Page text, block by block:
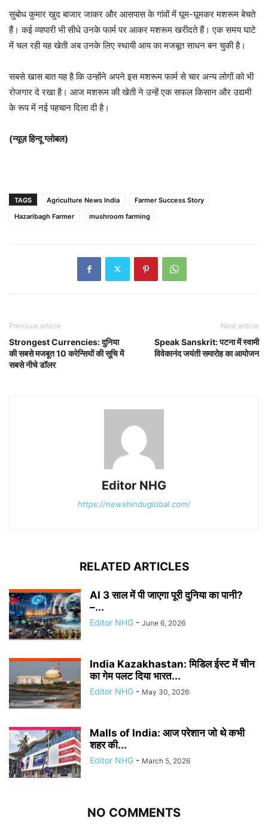
सुबोध कुमार खुद बाजार जाकर और आसपास के गांवों में घूम-घूमकर मशरूम बेचते
हैं। कई व्यापारी भी सीधे उनके फार्म पर आकर मशरूम खरीदते हैं। एक समय घाटे
में चल रही यह खेती अब उनके लिए स्थायी आय का मजबूत साधन बन चुकी है।
सबसे खास बात यह है कि उन्होंने अपने इस मशरूम फार्म से चार अन्य लोगों को भी
रोजगार दे रखा है। आज मशरूम की खेती ने उन्हें एक सफल किसान और उद्यमी
के रूप में नई पहचान दिला दी है।
(न्यूज़ हिन्दू ग्लोबल)
TAGS Agriculture News India
Farmer Success Story
Hazaribagh Farmer
mushroom farming
Previous article
Strongest Currencies: दुनिया
की सबसे मजबूत 10 करेन्सियों की सूचि में
सबसे नीचे डॉलर
Next article
Speak Sanskrit: पटना में स्वामी
विवेकानंद जयंती समारोह का आयोजन
Editor NHG
https://newshinduglobal.com/
RELATED ARTICLES
AI 3 साल में पी जाएगा पूरी दुनिया का पानी?
–...
Editor NHG - June 6, 2026
India Kazakhastan: मिडिल ईस्ट में चीन
का गेम पलट दिया भारत...
Editor NHG - May 30, 2026
Malls of India: आज परेशान जो थे कभी
शहर की...
Editor NHG - March 5, 2026
NO COMMENTS